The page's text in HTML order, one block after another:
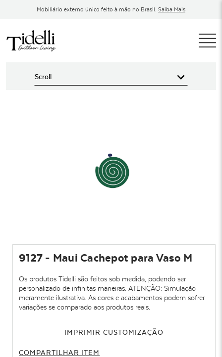
conteúdo
Mobiliário externo único feito à mão no Brasil. Saiba Mais
9127 - Maui Cachepot para Vaso M
Os produtos Tidelli são feitos sob medida, podendo ser
personalizado de infinitas maneiras. ATENÇÃO: Simulação
meramente ilustrativa. As cores e acabamentos podem sofrer
variações se comparado aos produtos reais.
IMPRIMIR CUSTOMIZAÇÃO
COMPARTILHAR ITEM